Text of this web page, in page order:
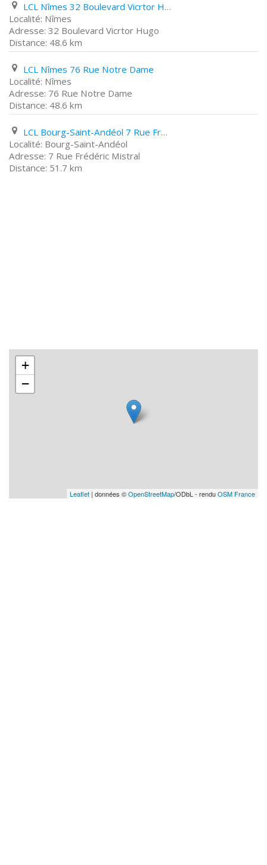
LCL Nîmes 32 Boulevard Vicrtor Hugo
Nîmes
32 Boulevard Vicrtor Hugo
48.6 km
LCL Nîmes 76 Rue Notre Dame
Nîmes
76 Rue Notre Dame
48.6 km
LCL Bourg-Saint-Andéol 7 Rue Frédéric Mistral
Bourg-Saint-Andéol
7 Rue Frédéric Mistral
51.7 km
+
−
Leaflet | données ©OpenStreetMap/ODbL - renduOSM France